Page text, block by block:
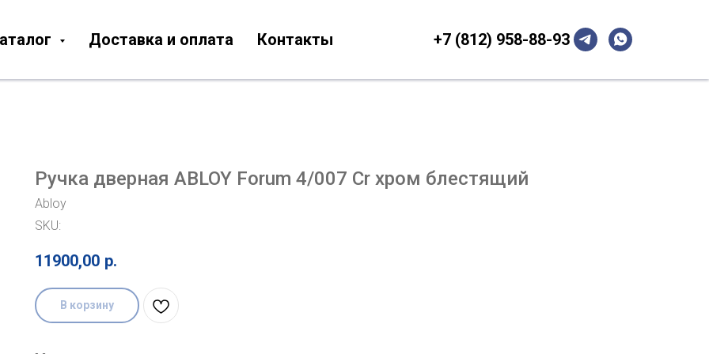
Доставка и оплата Контакты +7 (812) 958-88-93
Ручка дверная ABLOY Forum 4/007 Cr хром блестящий
Abloy
SKU:
11900,00 р.
В корзину